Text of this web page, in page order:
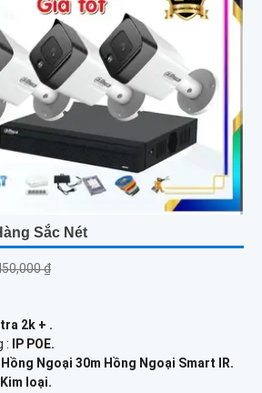
Sắc Nét
₫
2k + .
:
IP POE.
Hồng Ngoại 30m Hồng Ngoại Smart IR.
loại.